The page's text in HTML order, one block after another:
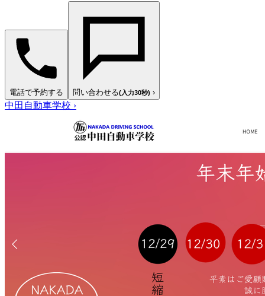
電話で予約する 問い合わせる(入力30秒) ›
中田自動車学校 ›